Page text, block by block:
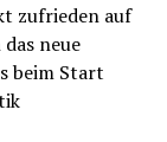
zufrieden auf
neue
beim Start